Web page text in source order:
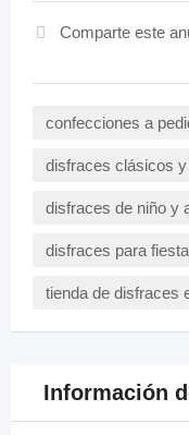
Comparte este
confecciones a
disfraces clásicos y
disfraces de niño y
disfraces para
tienda de disfraces
Información